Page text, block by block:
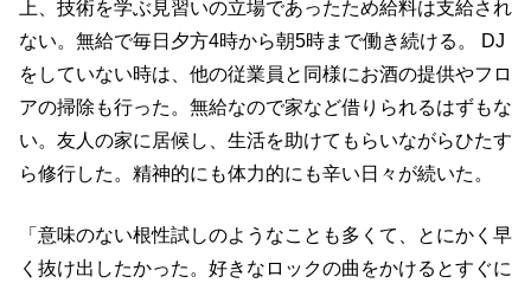
上、技術を学ぶ見習いの立場であったため給料は支給され
ない。無給で毎日夕方4時から朝5時まで働き続ける。 DJ
をしていない時は、他の従業員と同様にお酒の提供やフロ
アの掃除も行った。無給なので家など借りられるはずもな
い。友人の家に居候し、生活を助けてもらいながらひたす
ら修行した。精神的にも体力的にも辛い日々が続いた。
「意味のない根性試しのようなことも多くて、とにかく早
く抜け出したかった。好きなロックの曲をかけるとすぐに